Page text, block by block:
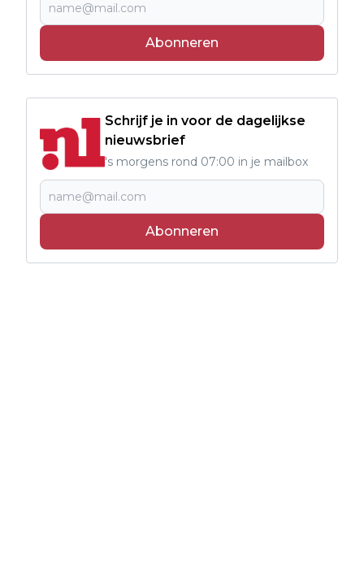
Abonneren
Schrijf je in voor de dagelijkse
nieuwsbrief
's morgens rond 07:00 in je mailbox
Abonneren